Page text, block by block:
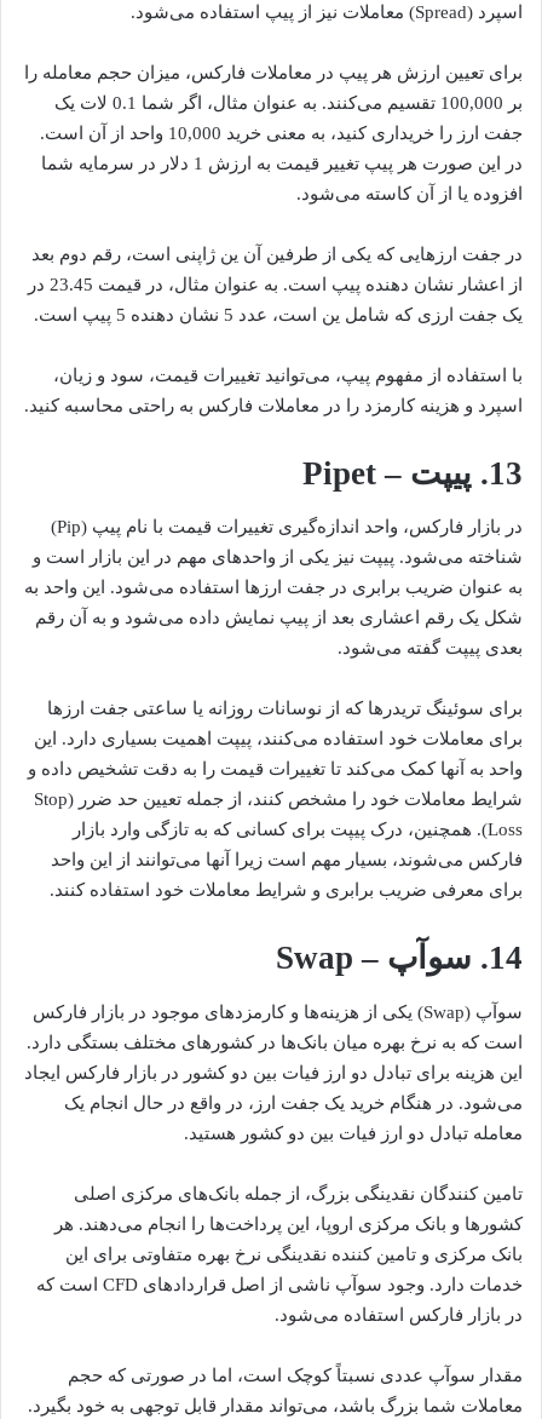
اسپرد (Spread) معاملات نیز از پیپ استفاده می‌شود.
برای تعیین ارزش هر پیپ در معاملات فارکس، میزان حجم معامله را
بر 100,000 تقسیم می‌کنند. به عنوان مثال، اگر شما 0.1 لات یک
جفت ارز را خریداری کنید، به معنی خرید 10,000 واحد از آن است.
در این صورت هر پیپ تغییر قیمت به ارزش 1 دلار در سرمایه شما
افزوده یا از آن کاسته می‌شود.
در جفت ارزهایی که یکی از طرفین آن ین ژاپنی است، رقم دوم بعد
از اعشار نشان دهنده پیپ است. به عنوان مثال، در قیمت 23.45 در
یک جفت ارزی که شامل ین است، عدد 5 نشان دهنده 5 پیپ است.
با استفاده از مفهوم پیپ، می‌توانید تغییرات قیمت، سود و زیان،
اسپرد و هزینه کارمزد را در معاملات فارکس به راحتی محاسبه کنید.
13. پیپت – Pipet
در بازار فارکس، واحد اندازه‌گیری تغییرات قیمت با نام پیپ (Pip)
شناخته می‌شود. پیپت نیز یکی از واحد‌های مهم در این بازار است و
به عنوان ضریب برابری در جفت ارزها استفاده می‌شود. این واحد به
شکل یک رقم اعشاری بعد از پیپ نمایش داده می‌شود و به آن رقم
بعدی پیپت گفته می‌شود.
برای سوئینگ تریدرها که از نوسانات روزانه یا ساعتی جفت ارزها
برای معاملات خود استفاده می‌کنند، پیپت اهمیت بسیاری دارد. این
واحد به آنها کمک می‌کند تا تغییرات قیمت را به دقت تشخیص داده و
شرایط معاملات خود را مشخص کنند، از جمله تعیین حد ضرر (Stop
Loss). همچنین، درک پیپت برای کسانی که به تازگی وارد بازار
فارکس می‌شوند، بسیار مهم است زیرا آنها می‌توانند از این واحد
برای معرفی ضریب برابری و شرایط معاملات خود استفاده کنند.
14. سوآپ – Swap
سوآپ (Swap) یکی از هزینه‌ها و کارمزدهای موجود در بازار فارکس
است که به نرخ بهره میان بانک‌ها در کشورهای مختلف بستگی دارد.
این هزینه برای تبادل دو ارز فیات بین دو کشور در بازار فارکس ایجاد
می‌شود. در هنگام خرید یک جفت ارز، در واقع در حال انجام یک
معامله تبادل دو ارز فیات بین دو کشور هستید.
تامین کنندگان نقدینگی بزرگ، از جمله بانک‌های مرکزی اصلی
کشورها و بانک مرکزی اروپا، این پرداخت‌ها را انجام می‌دهند. هر
بانک مرکزی و تامین کننده نقدینگی نرخ بهره متفاوتی برای این
خدمات دارد. وجود سوآپ ناشی از اصل قراردادهای CFD است که
در بازار فارکس استفاده می‌شود.
مقدار سوآپ عددی نسبتاً کوچک است، اما در صورتی که حجم
معاملات شما بزرگ باشد، می‌تواند مقدار قابل توجهی به خود بگیرد.